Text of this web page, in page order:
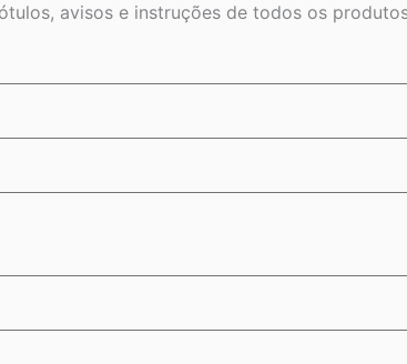
avisos e instruções de todos os